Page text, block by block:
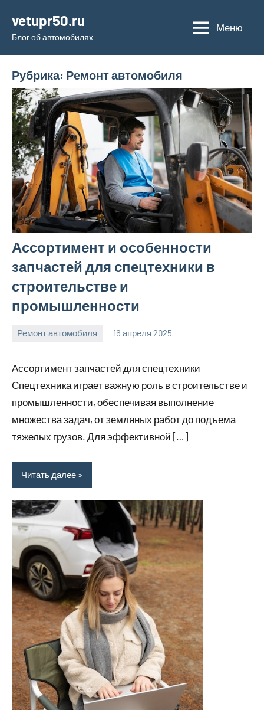
содержимому
vetupr50.ru
Блог об автомобилях
Меню
Рубрика: Ремонт автомобиля
Ассортимент и особенности
запчастей для спецтехники в
строительстве и
промышленности
Ремонт автомобиля 16 апреля 2025
Ассортимент запчастей для спецтехники
Спецтехника играет важную роль в строительстве и
промышленности, обеспечивая выполнение
множества задач, от земляных работ до подъема
тяжелых грузов. Для эффективной […]
Читать далее